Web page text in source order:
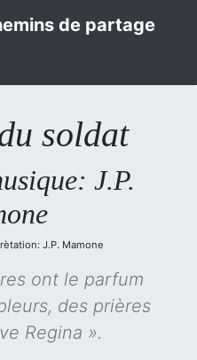
de partage
soldat
J.P.
J.P. Mamone
ont le parfum
des prières
Regina ».